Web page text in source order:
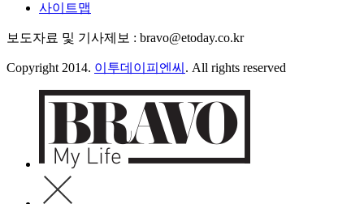
사이트맵
보도자료 및 기사제보 : bravo@etoday.co.kr
Copyright 2014. 이투데이피엔씨 . All rights reserved